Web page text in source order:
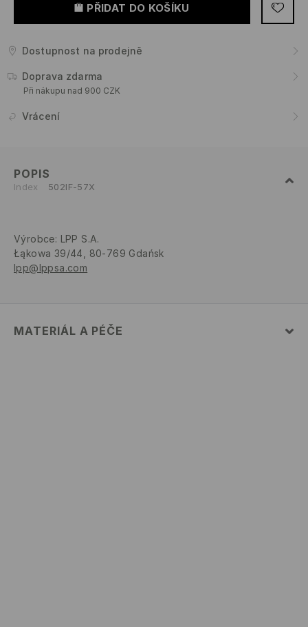
PŘIDAT DO KOŠÍKU
Dostupnost na prodejně
Doprava zdarma
Při nákupu nad 900 CZK
Vrácení
POPIS
Index 502IF-57X
Výrobce: LPP S.A.
Łąkowa 39/44, 80-769 Gdańsk
lpp@lppsa.com
MATERIÁL A PÉČE